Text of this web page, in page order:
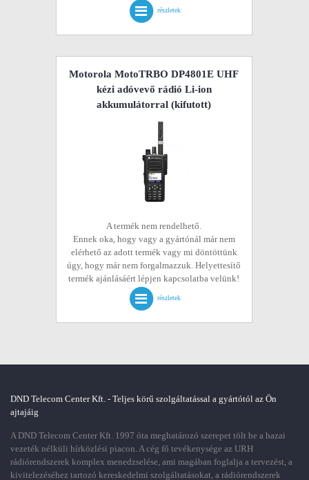
részletek
Motorola MotoTRBO DP4801E UHF
kézi adóvevő rádió Li-ion
akkumulátorral (kifutott)
A termék nem rendelhető.
Ennek oka, hogy vagy a gyártónál már nem
elérhető az adott termék vagy mi döntöttünk
úgy, hogy már nem forgalmazzuk. Helyettesítő
termék ajánlásáért lépjen kapcsolatba velünk!
részletek
DND Telecom Center Kft. - Teljes körű szolgáltatással a gyártótól az Ön
ajtajáig
A DND Telecom Center Kft. 1997 óta meghatározó szerepet tölt be a hazai
vezeték nélküli hírközlési piacon. A cég fő tevékenysége az URH
rádiórendszerek komplex menedzselése, ami magában foglalja a tervezést, a
kivitelezéséhez tartozó kereskedelmi szolgáltatásokat, a rádiórendszerek